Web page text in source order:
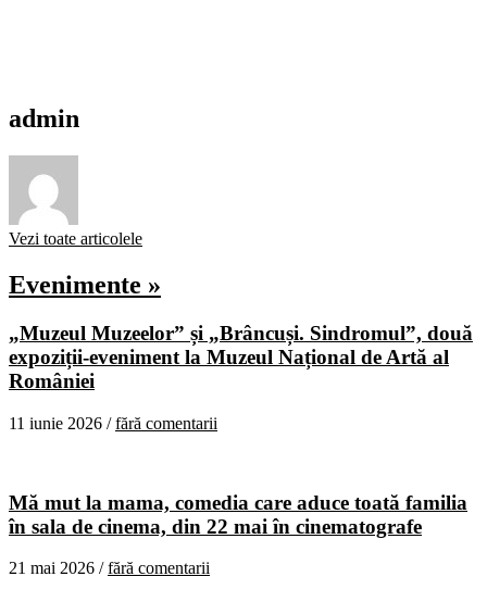
admin
Vezi toate articolele
Evenimente »
„Muzeul Muzeelor” și „Brâncuși. Sindromul”, două
expoziții-eveniment la Muzeul Național de Artă al
României
11 iunie 2026 /fără comentarii
Mă mut la mama, comedia care aduce toată familia
în sala de cinema, din 22 mai în cinematografe
21 mai 2026 /fără comentarii